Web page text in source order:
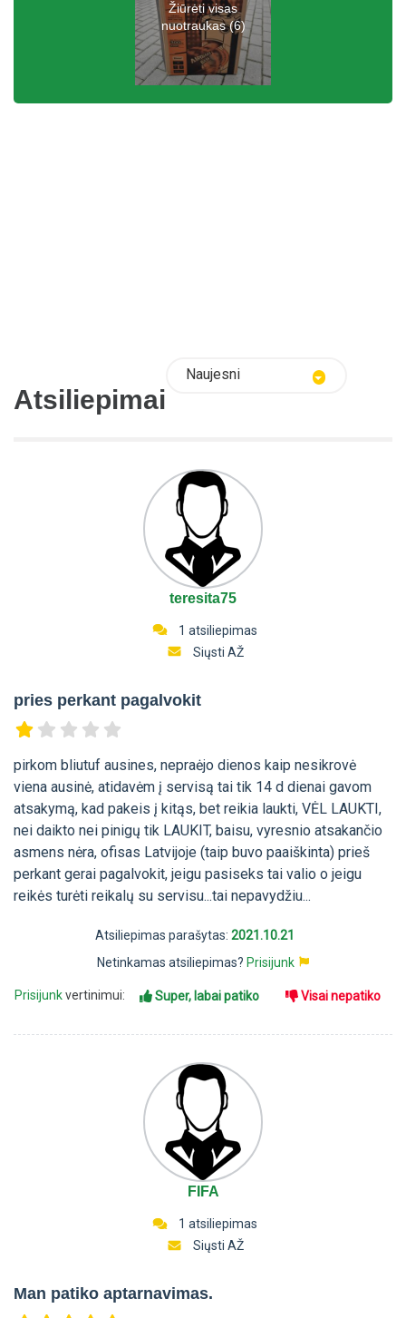
Žiūrėti visas
nuotraukas (6)
Atsiliepimai
Naujesni
teresita75
1 atsiliepimas
Siųsti AŽ
pries perkant pagalvokit
pirkom bliutuf ausines, nepraėjo dienos kaip nesikrovė
viena ausinė, atidavėm į servisą tai tik 14 d dienai gavom
atsakymą, kad pakeis į kitąs, bet reikia laukti, VĖL LAUKTI,
nei daikto nei pinigų tik LAUKIT, baisu, vyresnio atsakančio
asmens nėra, ofisas Latvijoje (taip buvo paaiškinta) prieš
perkant gerai pagalvokit, jeigu pasiseks tai valio o jeigu
reikės turėti reikalų su servisu...tai nepavydžiu...
Atsiliepimas parašytas: 2021.10.21
Netinkamas atsiliepimas? Prisijunk
Prisijunkvertinimui: Super, labai patiko Visai nepatiko
FIFA
1 atsiliepimas
Siųsti AŽ
Man patiko aptarnavimas.